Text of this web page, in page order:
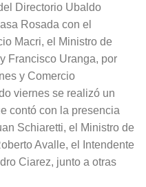
Directorio Ubaldo
Rosada con el
Macri, el Ministro de
Francisco Uranga, por
y Comercio
viernes se realizó un
contó con la presencia
Schiaretti, el Ministro de
Avalle, el Intendente
Ciarez, junto a otras